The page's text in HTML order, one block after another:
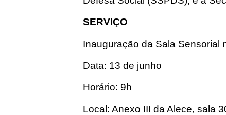
SERVIÇO
Inauguração da Sala Sensorial
Data: 13 de junho
Horário: 9h
Local: Anexo III da Alece, sala